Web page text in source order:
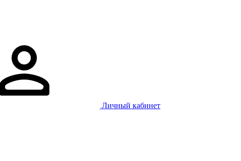
Личный кабинет